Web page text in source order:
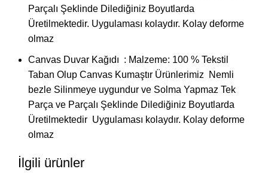
Parçalı Şeklinde Dilediğiniz Boyutlarda
Üretilmektedir. Uygulaması kolaydır. Kolay deforme
olmaz
Canvas Duvar Kağıdı : Malzeme: 100 % Tekstil
Taban Olup Canvas Kumaştır Ürünlerimiz Nemli
bezle Silinmeye uygundur ve Solma Yapmaz Tek
Parça ve Parçalı Şeklinde Dilediğiniz Boyutlarda
Üretilmektedir Uygulaması kolaydır. Kolay deforme
olmaz
İlgili ürünler